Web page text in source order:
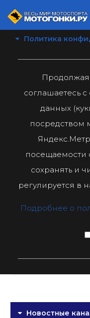
Политика
Продолжая
соглашаетесь
данных
посредством
посещаемости
сохранять и
регулируется в
Подробнее о
Новостные